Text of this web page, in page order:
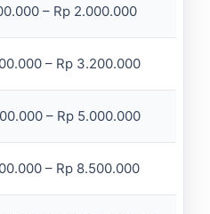
– Rp 2.000.000
– Rp 3.200.000
– Rp 5.000.000
– Rp 8.500.000